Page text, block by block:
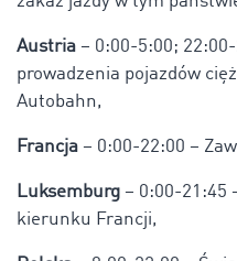
Austria – 0:00-5:00;
prowadzenia pojazdów
Autobahn,
Francja – 0:00-22:00 –
Luksemburg – 0:00-21:45
kierunku Francji,